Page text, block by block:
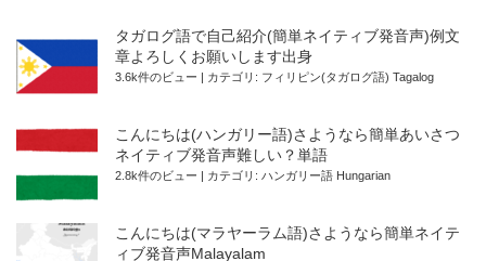
タガログ語で自己紹介(簡単ネイティブ発音声)例文
章よろしくお願いします出身
3.6k件のビュー カテゴリ: フィリピン(タガログ語) Tagalog
こんにちは(ハンガリー語)さようなら簡単あいさつ
ネイティブ発音声難しい？単語
2.8k件のビュー カテゴリ: ハンガリー語 Hungarian
こんにちは(マラヤーラム語)さようなら簡単ネイテ
ィブ発音声Malayalam